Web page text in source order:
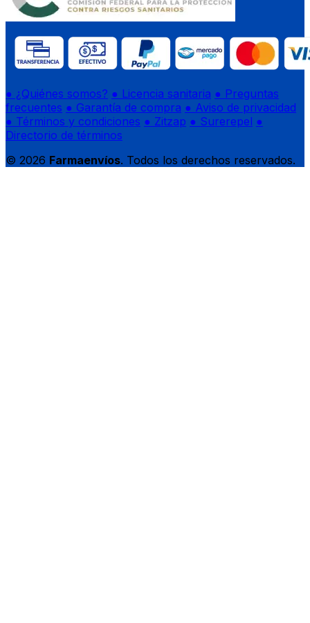
● ¿Quiénes somos? ● Licencia sanitaria ● Preguntas
frecuentes ● Garantía de compra ● Aviso de privacidad
● Términos y condiciones ● Zitzap ● Surerepel ●
Directorio de términos
© 2026 Farmaenvíos. Todos los derechos reservados.